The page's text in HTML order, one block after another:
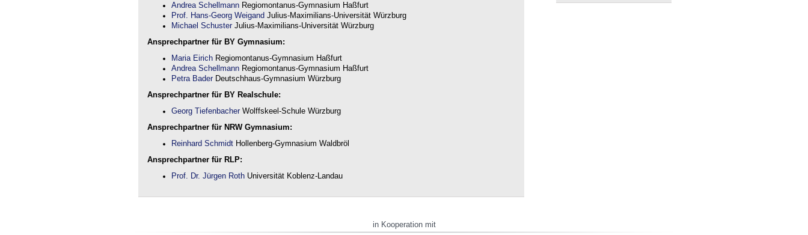
Andrea Schellmann Regiomontanus-Gymnasium Haßfurt
Prof. Hans-Georg Weigand Julius-Maximilians-Universität Würzburg
Michael Schuster Julius-Maximilians-Universität Würzburg
Ansprechpartner für BY Gymnasium:
Maria Eirich Regiomontanus-Gymnasium Haßfurt
Andrea Schellmann Regiomontanus-Gymnasium Haßfurt
Petra Bader Deutschhaus-Gymnasium Würzburg
Ansprechpartner für BY Realschule:
Georg Tiefenbacher Wolffskeel-Schule Würzburg
Ansprechpartner für NRW Gymnasium:
Reinhard Schmidt Hollenberg-Gymnasium Waldbröl
Ansprechpartner für RLP:
Prof. Dr. Jürgen Roth Universität Koblenz-Landau
in Kooperation mit